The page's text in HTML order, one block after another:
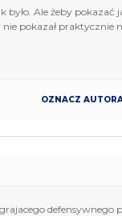
było. Ale żeby
pokazał praktycznie
OZNACZ